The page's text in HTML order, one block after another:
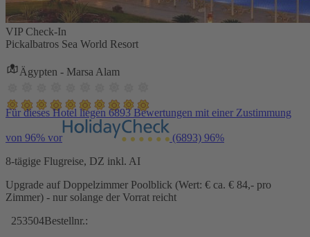
VIP Check-In
Pickalbatros Sea World Resort
Ägypten - Marsa Alam
Für dieses Hotel liegen 6893 Bewertungen mit einer Zustimmung
von 96% vor (6893) 96%
8-tägige Flugreise, DZ inkl. AI
Upgrade auf Doppelzimmer Poolblick (Wert: € ca. € 84,- pro
Zimmer) - nur solange der Vorrat reicht
253504Bestellnr.: